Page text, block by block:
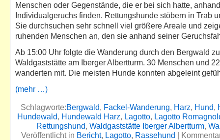
Menschen oder Gegenstände, die er bei sich hatte,
Individualgeruchs finden. Rettungshunde stöbern in Trab
Sie durchsuchen sehr schnell viel größere Areale und
ruhenden Menschen an, den sie anhand seiner
Ab 15:00 Uhr folgte die Wanderung durch den Bergwald
Waldgaststätte am Iberger Albertturm. 30 Menschen und
wanderten mit. Die meisten Hunde konnten abgeleint
(mehr …)
Schlagworte:Bergwald, Fackel-Wanderung, Harz, Hund,
Hundewald, Hundewald Harz, Lagotto, Lagotto
Rettungshund, Waldgaststätte Iberger Albertturm,
Veröffentlicht in Bericht, Lagotto, Rassehund |